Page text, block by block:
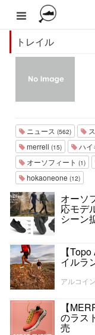
トレイル
ニュース (562)
merrell (15) ハイ
オーソフィート (1)
hokaoneone (12)
オーソ
応モデ
シーン
【
イルラ
アルコイ
【
のラス
売